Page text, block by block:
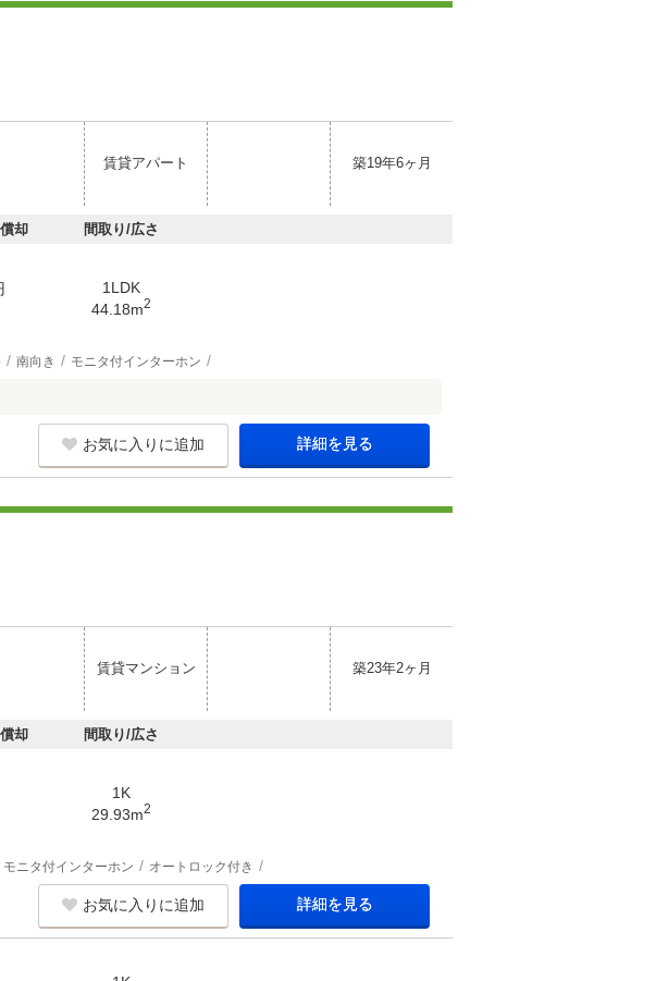
賃貸アパート 築19年6ヶ月
却 間取り/広さ
1LDK
44.18m2
南向き モニタ付インターホン
お気に入りに追加 詳細を見る
賃貸マンション 築23年2ヶ月
却 間取り/広さ
1K
29.93m2
モニタ付インターホン オートロック付き
お気に入りに追加 詳細を見る